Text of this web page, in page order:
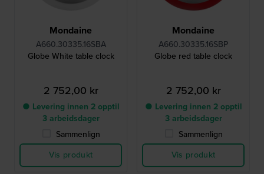
Mondaine
A660.30335.16SBA
Globe White table clock
2 752,00 kr
● Levering innen 2 opptil
3 arbeidsdager
Sammenlign
Vis produkt
Mondaine
A660.30335.16SBP
Globe red table clock
2 752,00 kr
● Levering innen 2 opptil
3 arbeidsdager
Sammenlign
Vis produkt